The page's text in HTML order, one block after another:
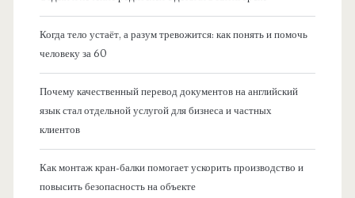
Когда тело устаёт, а разум тревожится: как понять и помочь
человеку за 60
Почему качественный перевод документов на английский
язык стал отдельной услугой для бизнеса и частных
клиентов
Как монтаж кран-балки помогает ускорить производство и
повысить безопасность на объекте